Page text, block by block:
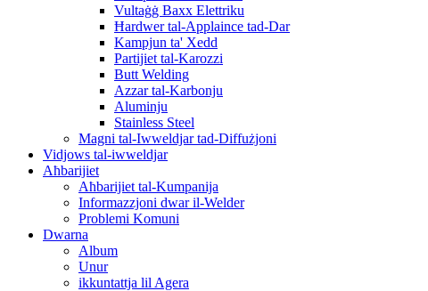
Vultaġġ Baxx Elettriku
Ħardwer tal-Applaince tad-Dar
Kampjun ta' Xedd
Partijiet tal-Karozzi
Butt Welding
Azzar tal-Karbonju
Aluminju
Stainless Steel
Magni tal-Iwweldjar tad-Diffużjoni
Vidjows tal-iwweldjar
Aħbarijiet
Aħbarijiet tal-Kumpanija
Informazzjoni dwar il-Welder
Problemi Komuni
Dwarna
Album
Unur
ikkuntattja lil Agera